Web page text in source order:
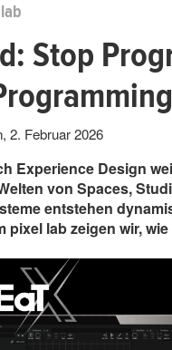
Stop
, 2. Februar 2026
Experience Design
von Spaces,
entstehen
pixel lab zeigen wir,